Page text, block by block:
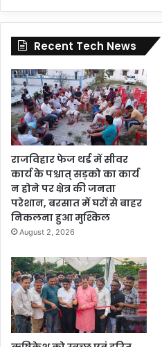
Recent Tech News
राजविहार फेज थर्ड में सीवर
कार्य के पश्चात् सड़को का कार्य
न होने पर क्षेत्र की जनता
परेशान, बरसात में घरों से बाहर
निकलना हुआ मुश्किल
August 2, 2026